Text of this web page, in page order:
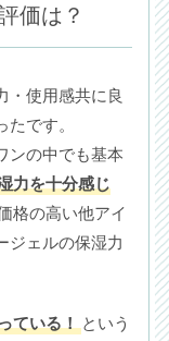
価は？
・使用感共に良
です。
ンの中でも基本
力を十分感じ
格の高い他アイ
ジェルの保湿力
ている！
という